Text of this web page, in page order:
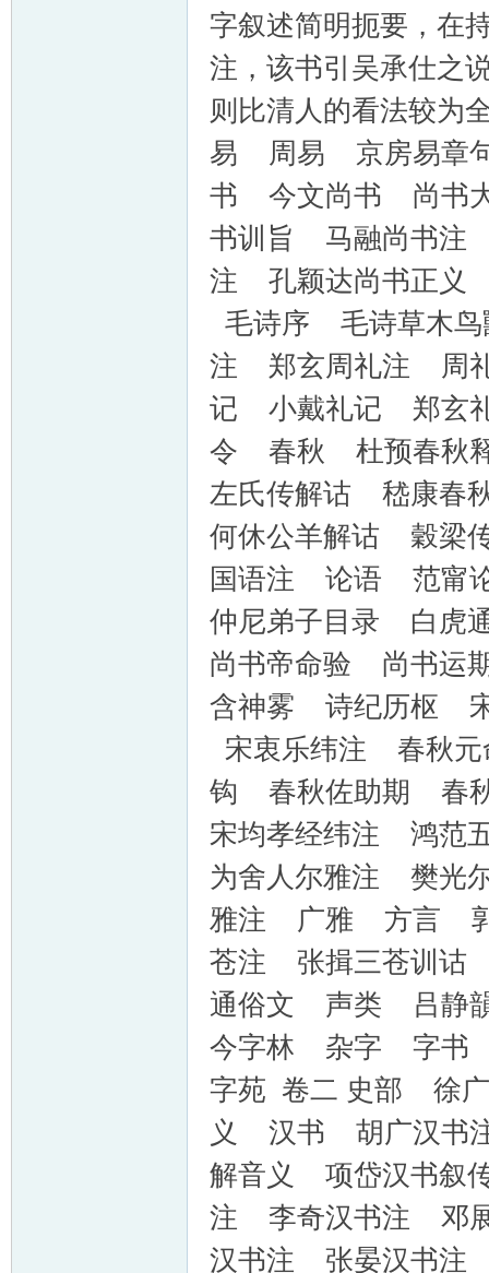
字叙述简明扼要，在
注，该书引吴承仕之
则比清人的看法较
易 周易 京房易章
书 今文尚书 尚书
书训旨 马融尚书注
注 孔颖达尚书正
毛诗序 毛诗草木
注 郑玄周礼注 周
记 小戴礼记 郑玄
令 春秋 杜预春秋
左氏传解诂 嵇康春
何休公羊解诂 穀
国语注 论语 范甯
仲尼弟子目录 白
尚书帝命验 尚书运
含神雾 诗纪历枢
宋衷乐纬注 春秋
钩 春秋佐助期 春
宋均孝经纬注 鸿
为舍人尔雅注 樊光
雅注 广雅 方言
苍注 张揖三苍训
通俗文 声类 吕静
今字林 杂字 字书
字苑 卷二 史部 徐
义 汉书 胡广汉书
解音义 项岱汉书叙
注 李奇汉书注 邓
汉书注 张晏汉书注